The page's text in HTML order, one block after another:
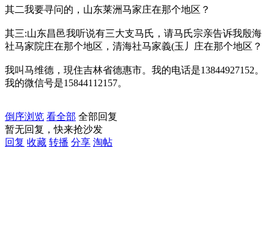
其二我要寻问的，山东莱洲马家庄在那个地区？
其三:山东昌邑我听说有三大支马氏，请马氏宗亲告诉我殷海
社马家院庄在那个地区，清海社马家義(玉丿庄在那个地区？
我叫马维德，現住吉林省德惠市。我的电话是13844927152。
我的微信号是15844112157。
倒序浏览 看全部 全部回复
暂无回复，快来抢沙发
回复 收藏 转播 分享 淘帖